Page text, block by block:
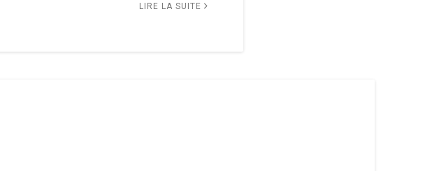
LIRE LA SUITE